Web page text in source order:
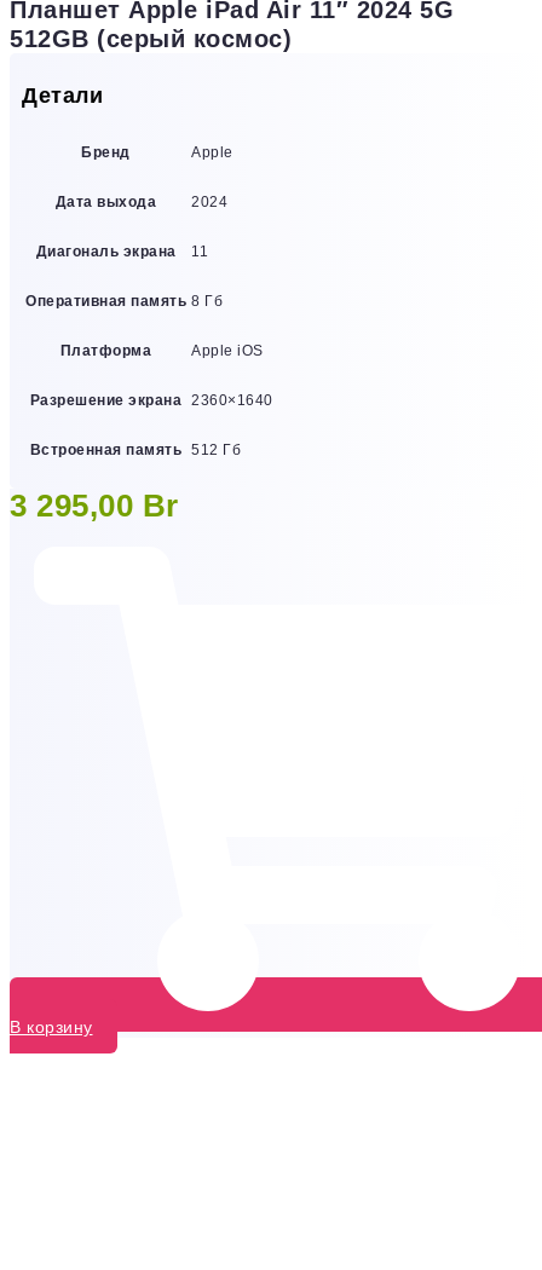
Планшет Apple iPad Air 11″ 2024 5G
512GB (серый космос)
Детали
Бренд Apple
Дата выхода 2024
Диагональ экрана 11
Оперативная память 8 Гб
Платформа Apple iOS
Разрешение экрана 2360×1640
Встроенная память 512 Гб
3 295,00 Br
В корзину